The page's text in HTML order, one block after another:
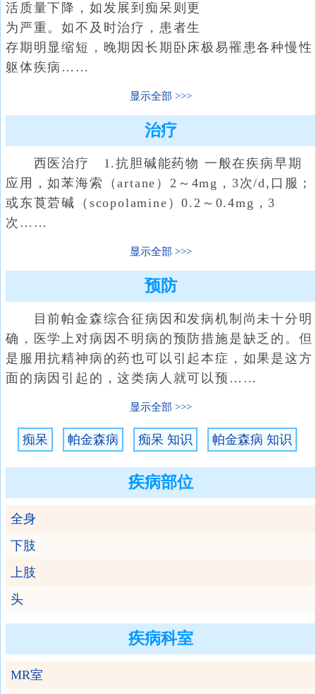
活质量下降，如发展到痴呆则更
为严重。如不及时治疗，患者生
存期明显缩短，晚期因长期卧床极易罹患各种慢性
躯体疾病……
显示全部
治疗
西医治疗 1.抗胆碱能药物 一般在疾病早期
应用，如苯海索（artane）2～4mg，3次/d,口服；
或东莨菪碱（scopolamine）0.2～0.4mg，3
次……
显示全部
预防
目前帕金森综合征病因和发病机制尚未十分明
确，医学上对病因不明病的预防措施是缺乏的。但
是服用抗精神病的药也可以引起本症，如果是这方
面的病因引起的，这类病人就可以预……
显示全部
痴呆 帕金森病 痴呆 知识 帕金森病 知识
疾病部位
全身
下肢
上肢
头
疾病科室
MR室